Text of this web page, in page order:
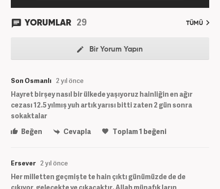
YORUMLAR 29 TÜMÜ
Bir Yorum Yapın
Son Osmanlı 2 yıl önce
Hayret birşey nasıl bir ülkede yaşıyoruz hainliğin en ağır
cezası 12.5 yılmış yuh artık yarısı bitti zaten 2 gün sonra
sokaktalar
Beğen
Cevapla Toplam1 beğeni
Ersever 2 yıl önce
Her milletten geçmişte te hain çıktı günümüzde de de